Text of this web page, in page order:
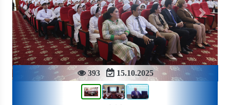
393 15.10.2025
Previous Next